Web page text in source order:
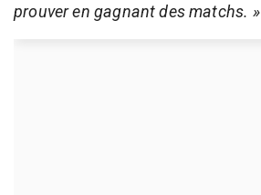
prouver en gagnant des matchs. »